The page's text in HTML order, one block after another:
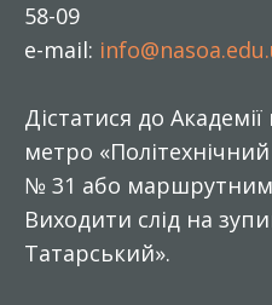
58-09
e-mail:
Дістатися до
метро
№ 31 або маршрутним
Виходити слід на
Татарський».